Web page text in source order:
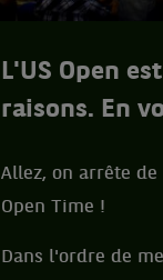
L'US Open
raisons. En
Allez, on arrête de
Open Time !
Dans l'ordre de